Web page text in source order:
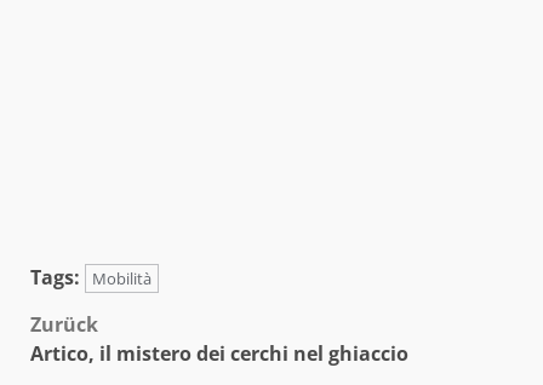
Tags: Mobilità
Beitragsnavigation
Zurück
Artico, il mistero dei cerchi nel ghiaccio